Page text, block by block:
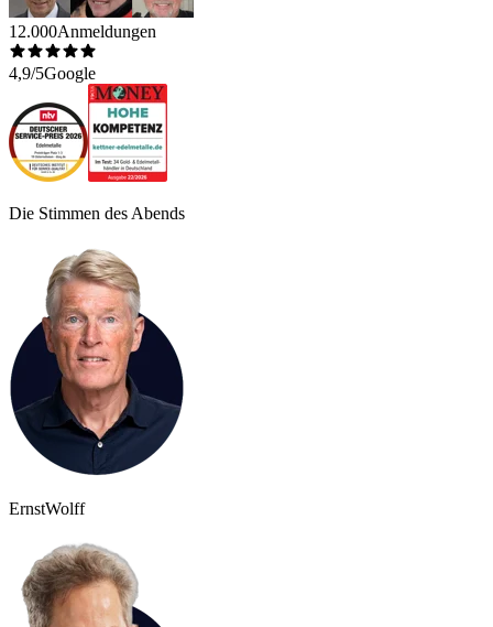
12.000Anmeldungen
4,9/5Google
Die Stimmen des Abends
ErnstWolff